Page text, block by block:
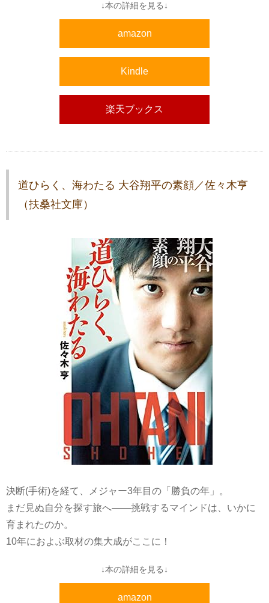
↓本の詳細を見る↓
amazon
Kindle
楽天ブックス
道ひらく、海わたる 大谷翔平の素顔／佐々木亨
（扶桑社文庫）
決断(手術)を経て、メジャー3年目の「勝負の年」。
まだ見ぬ自分を探す旅へ――挑戦するマインドは、いかに
育まれたのか。
10年におよぶ取材の集大成がここに！
↓本の詳細を見る↓
amazon